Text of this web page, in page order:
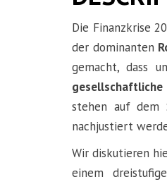
Die Finanzkrise
der dominanten
gemacht, dass
gesellschaftliche
stehen auf dem
nachjustiert
Wir diskutieren
einem